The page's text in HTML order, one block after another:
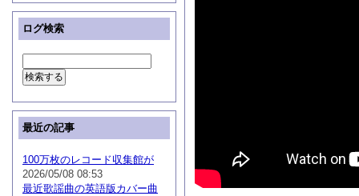
ログ検索
最近の記事
100万枚のレコード収集館が
2026/05/08 08:53
最近歌謡曲の英語版カバー曲